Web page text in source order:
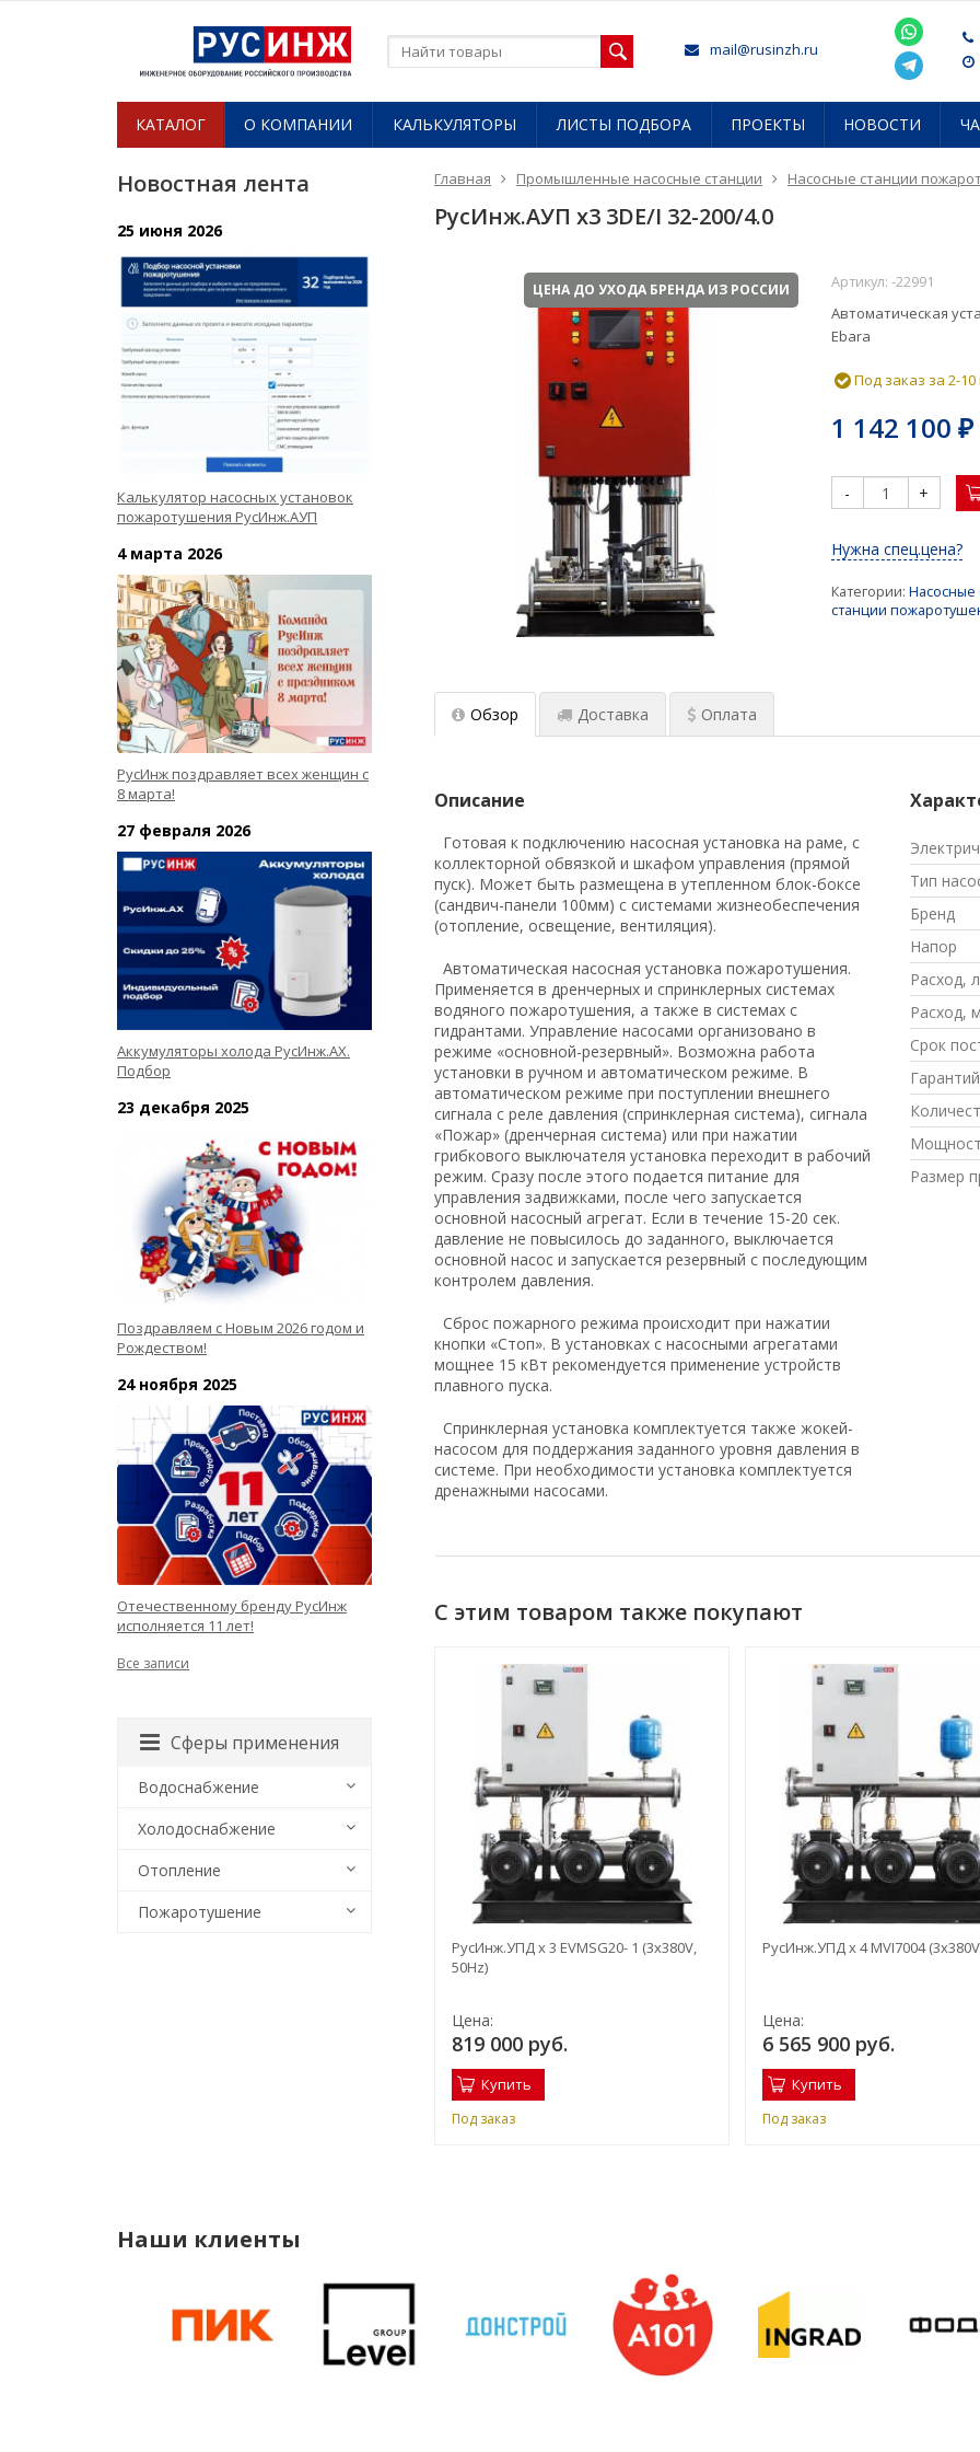
mail@rusinzh.ru
КАТАЛОГ О КОМПАНИИ​ КАЛЬКУЛЯТОРЫ ЛИСТЫ ПОДБОРА ПРОЕКТЫ НОВОСТИ
Главная Промышленные насосные станции Насосные станции
РусИнж.АУП х3 3DE/I 32-200/4.0
ЦЕНА ДО УХОДА БРЕНДА ИЗ РОССИИ Артикул: -22991
Автоматическая
Ebara
Под заказ за 2-10
1 142 100 ₽
- +
Нужна спец.цена?
Категории: Насосные
станции
Обзор Доставка Оплата
Описание
Готовая к подключению насосная установка на раме, с
коллекторной обвязкой и шкафом управления (прямой
пуск). Может быть размещена в утепленном блок-боксе
(сандвич-панели 100мм) с системами жизнеобеспечения
(отопление, освещение, вентиляция).
Автоматическая насосная установка пожаротушения.
Применяется в дренчерных и спринклерных системах
водяного пожаротушения, а также в системах с
гидрантами. Управление насосами организовано в
режиме «основной-резервный». Возможна работа
установки в ручном и автоматическом режиме. В
автоматическом режиме при поступлении внешнего
сигнала с реле давления (спринклерная система), сигнала
«Пожар» (дренчерная система) или при нажатии
грибкового выключателя установка переходит в рабочий
режим. Сразу после этого подается питание для
управления задвижками, после чего запускается
основной насосный агрегат. Если в течение 15-20 сек.
давление не повысилось до заданного, выключается
основной насос и запускается резервный с последующим
контролем давления.
Сброс пожарного режима происходит при нажатии
кнопки «Стоп». В установках с насосными агрегатами
мощнее 15 кВт рекомендуется применение устройств
плавного пуска.
Спринклерная установка комплектуется также жокей-
насосом для поддержания заданного уровня давления в
системе. При необходимости установка комплектуется
дренажными насосами.
Тип
Бренд
Напор
Расход,
Расход,
Срок
Размер
С этим товаром также покупают
РусИнж.УПД х 3 EVMSG20- 1 (3x380V,
50Hz)
Цена:
819 000 руб.
Купить
Под заказ
РусИнж.УПД х 4 MVI7004
Цена:
6 565 900 руб.
Купить
Под заказ
Новостная лента
25 июня 2026
Калькулятор насосных установок
пожаротушения РусИнж.АУП
4 марта 2026
РусИнж поздравляет всех женщин с
8 марта!
27 февраля 2026
Аккумуляторы холода РусИнж.АХ.
Подбор
23 декабря 2025
Поздравляем с Новым 2026 годом и
Рождеством!
24 ноября 2025
Отечественному бренду РусИнж
исполняется 11 лет!
Все записи
Сферы применения
Водоснабжение
Холодоснабжение
Отопление
Пожаротушение
Наши клиенты